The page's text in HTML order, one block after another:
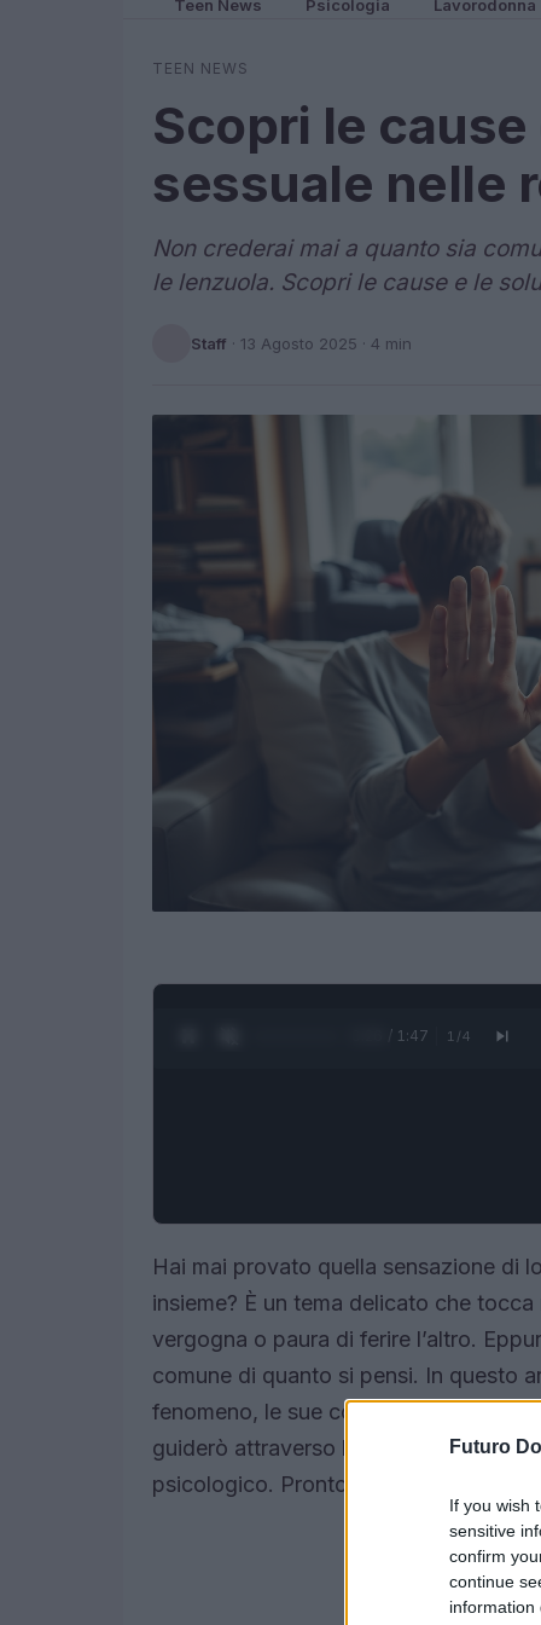
Futuro
If you wish
sensitive
confirm
continue
information
Teen News Psicologia Lavorodonna
TEEN NEWS
Scopri le
sessuale nelle
Non crederai mai a quanto sia
le lenzuola. Scopri le cause e le
Staff · 13 Agosto 2025 · 4 min
0:27 / 1:47 1 /4
Hai mai provato quella sensazione di
insieme? È un tema delicato che
vergogna o paura di ferire l’altro.
comune di quanto si pensi. In questo
fenomeno, le sue conseguenze e
guiderò attraverso le reazioni di
psicologico. Pronto a scoprire di più?